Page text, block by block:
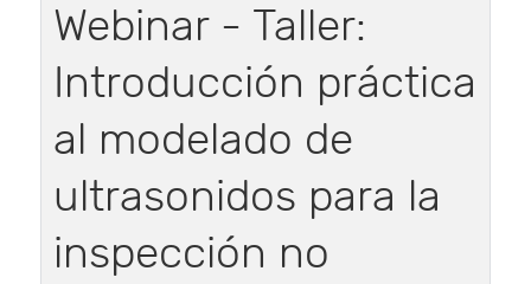
Webinar - Taller:
Introducción práctica
al modelado de
ultrasonidos para la
inspección no